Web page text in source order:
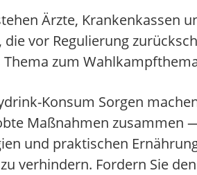
Ärzte, Krankenkassen
vor Regulierung
zum
Konsum Sorgen
Maßnahmen zusammen
und praktischen
verhindern. Fordern Sie